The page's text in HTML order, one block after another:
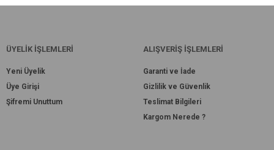
ÜYELİK İŞLEMLERİ
Yeni Üyelik
Üye Girişi
Şifremi Unuttum
ALIŞVERİŞ İŞLEMLERİ
Garanti ve İade
Gizlilik ve Güvenlik
Teslimat Bilgileri
Kargom Nerede ?